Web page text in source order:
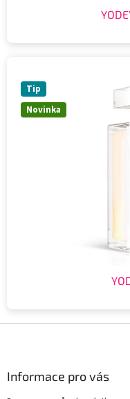
Novinka
Tip
Informace pro vás